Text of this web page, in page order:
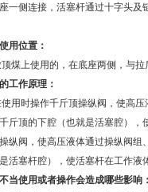
一侧连接，活塞杆通过十字头及
使用位置：
煤上使用的，在底座两侧，与拉
工作原理：
用时操作千斤顶操纵阀，使高压
斤顶的下腔（也就是活塞腔），
纵阀，使高压液体通过操纵阀组
活塞杆腔），使活塞杆在工作液
当使用或者操作会造成哪些影响：